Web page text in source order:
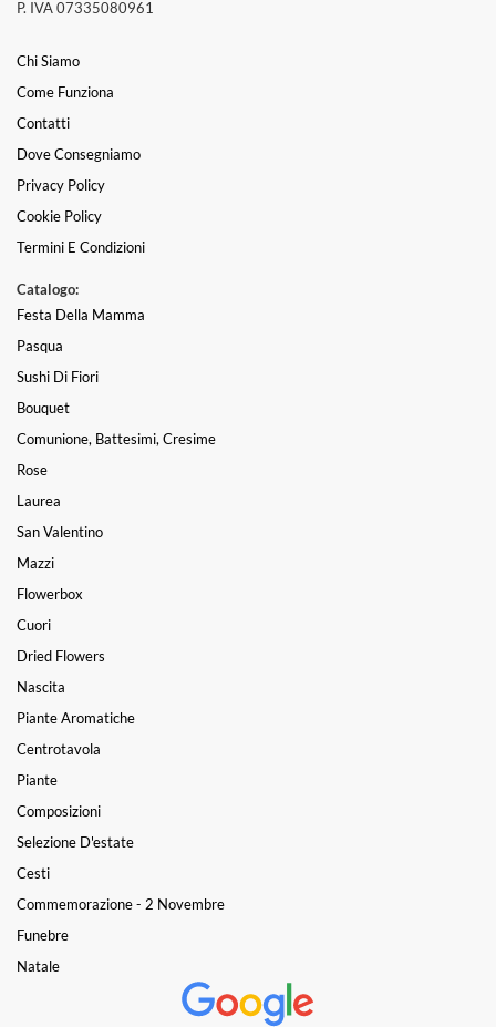
P. IVA 07335080961
Chi Siamo
Come Funziona
Contatti
Dove Consegniamo
Privacy Policy
Cookie Policy
Termini E Condizioni
Catalogo:
Festa Della Mamma
Pasqua
Sushi Di Fiori
Bouquet
Comunione, Battesimi, Cresime
Rose
Laurea
San Valentino
Mazzi
Flowerbox
Cuori
Dried Flowers
Nascita
Piante Aromatiche
Centrotavola
Piante
Composizioni
Selezione D'estate
Cesti
Commemorazione - 2 Novembre
Funebre
Natale